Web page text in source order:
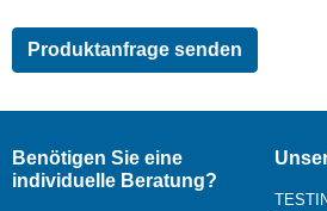
Benötigen Sie eine
individuelle Beratung?